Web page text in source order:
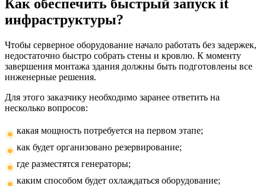
Как обеспечить быстрый запуск it
инфраструктуры?
Чтобы серверное оборудование начало работать без задержек,
недостаточно быстро собрать стены и кровлю. К моменту
завершения монтажа здания должны быть подготовлены все
инженерные решения.
Для этого заказчику необходимо заранее ответить на
несколько вопросов:
какая мощность потребуется на первом этапе;
как будет организовано резервирование;
где разместятся генераторы;
каким способом будет охлаждаться оборудование;